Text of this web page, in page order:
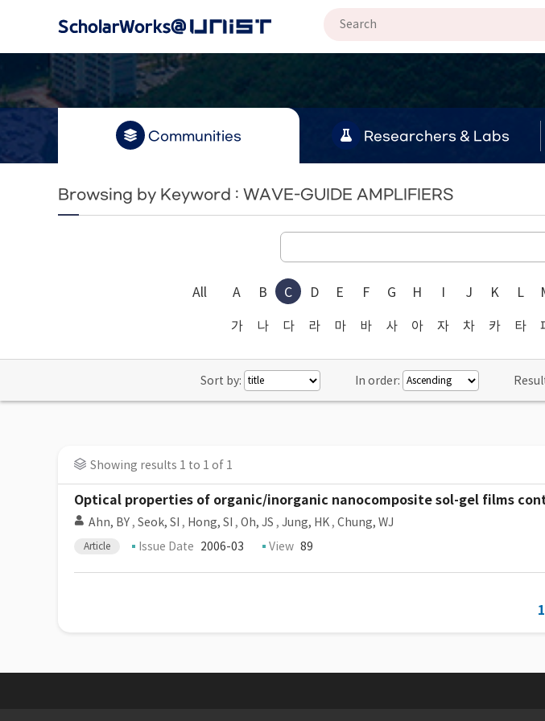
Communities Researchers & Labs
Browsing by Keyword : WAVE-GUIDE AMPLIFIERS
All A B C D E F G H I J K L
가 나 다 라 마 바 사 아 자 차 카 타
Sort by: In order:
Showing results 1 to 1 of 1
Optical properties of organic/inorganic nanocomposite sol-gel films
Ahn, BY , Seok, SI , Hong, SI , Oh, JS , Jung, HK , Chung, WJ
Article Issue Date 2006-03 View 89
1